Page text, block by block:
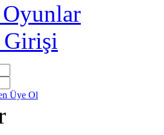
Girişi
Üye Ol